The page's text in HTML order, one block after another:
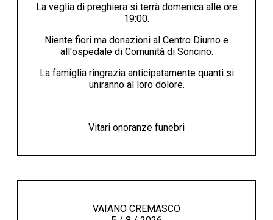
La veglia di preghiera si terrà domenica alle ore
19:00.
Niente fiori ma donazioni al Centro Diurno e
all'ospedale di Comunità di Soncino.
La famiglia ringrazia anticipatamente quanti si
uniranno al loro dolore.
Vitari onoranze funebri
VAIANO CREMASCO